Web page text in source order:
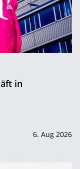
in
6. Aug 2026